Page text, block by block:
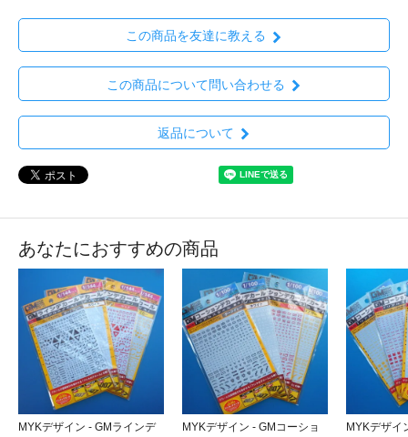
この商品を友達に教える
この商品について問い合わせる
返品について
あなたにおすすめの商品
MYKデザイン - GMラインデ
MYKデザイン - GMコーショ
MYKデザイ